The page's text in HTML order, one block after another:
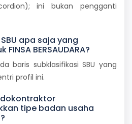
ini bukan pengganti
apa saja yang
BERSAUDARA?
baris subklasifikasi SBU yang
profil ini.
tipe badan usaha